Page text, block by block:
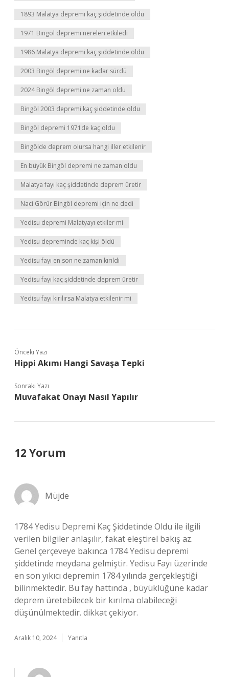
1893 Malatya depremi kaç şiddetinde oldu
1971 Bingöl depremi nereleri etkiledi
1986 Malatya depremi kaç şiddetinde oldu
2003 Bingöl depremi ne kadar sürdü
2024 Bingöl depremi ne zaman oldu
Bingöl 2003 depremi kaç şiddetinde oldu
Bingöl depremi 1971de kaç oldu
Bingölde deprem olursa hangi iller etkilenir
En büyük Bingöl depremi ne zaman oldu
Malatya fayı kaç şiddetinde deprem üretir
Naci Görür Bingöl depremi için ne dedi
Yedisu depremi Malatyayı etkiler mi
Yedisu depreminde kaç kişi öldü
Yedisu fayı en son ne zaman kırıldı
Yedisu fayı kaç şiddetinde deprem üretir
Yedisu fayı kırılırsa Malatya etkilenir mi
Önceki Yazı
Hippi Akımı Hangi Savaşa Tepki
Sonraki Yazı
Muvafakat Onayı Nasıl Yapılır
12 Yorum
Müjde
1784 Yedisu Depremi Kaç Şiddetinde Oldu ile ilgili
verilen bilgiler anlaşılır, fakat eleştirel bakış az.
Genel çerçeveye bakınca 1784 Yedisu depremi
şiddetinde meydana gelmiştir. Yedisu Fayı üzerinde
en son yıkıcı depremin 1784 yılında gerçekleştiği
bilinmektedir. Bu fay hattında , büyüklüğüne kadar
deprem üretebilecek bir kırılma olabileceği
düşünülmektedir. dikkat çekiyor.
Aralık 10, 2024 Yanıtla